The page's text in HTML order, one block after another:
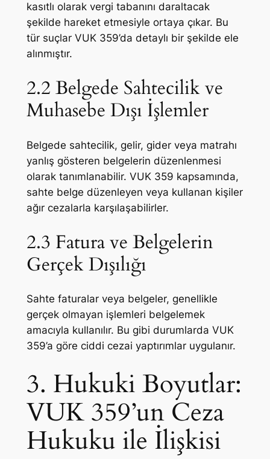
kasıtlı olarak vergi tabanını daraltacak
şekilde hareket etmesiyle ortaya çıkar. Bu
tür suçlar VUK 359’da detaylı bir şekilde ele
alınmıştır.
2.2 Belgede Sahtecilik ve
Muhasebe Dışı İşlemler
Belgede sahtecilik, gelir, gider veya matrahı
yanlış gösteren belgelerin düzenlenmesi
olarak tanımlanabilir. VUK 359 kapsamında,
sahte belge düzenleyen veya kullanan kişiler
ağır cezalarla karşılaşabilirler.
2.3 Fatura ve Belgelerin
Gerçek Dışılığı
Sahte faturalar veya belgeler, genellikle
gerçek olmayan işlemleri belgelemek
amacıyla kullanılır. Bu gibi durumlarda VUK
359’a göre ciddi cezai yaptırımlar uygulanır.
3. Hukuki Boyutlar:
VUK 359’un Ceza
Hukuku ile İlişkisi